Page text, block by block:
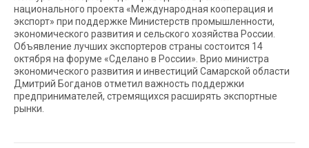
национального проекта «Международная кооперация и
экспорт» при поддержке Министерств промышленности,
экономического развития и сельского хозяйства России.
Объявление лучших экспортеров страны состоится 14
октября на форуме «Сделано в России». Врио министра
экономического развития и инвестиций Самарской области
Дмитрий Богданов отметил важность поддержки
предпринимателей, стремящихся расширять экспортные
рынки.